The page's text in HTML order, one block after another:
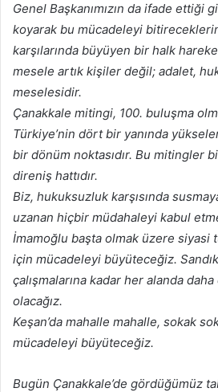
Genel Başkanımızın da ifade ettiği
koyarak bu mücadeleyi
karşılarında büyüyen bir halk
mesele artık kişiler değil; adalet,
meselesidir.
Çanakkale mitingi, 100. buluşma
Türkiye’nin dört bir yanında
bir dönüm noktasıdır. Bu mitingler
direniş hattıdır.
Biz, hukuksuzluk karşısında
uzanan hiçbir müdahaleyi kabul
İmamoğlu başta olmak üzere siyasi
için mücadeleyi büyüteceğiz.
çalışmalarına kadar her alanda daha
olacağız.
Keşan’da mahalle mahalle, sokak
mücadeleyi büyüteceğiz.
Bugün Çanakkale’de gördüğümüz